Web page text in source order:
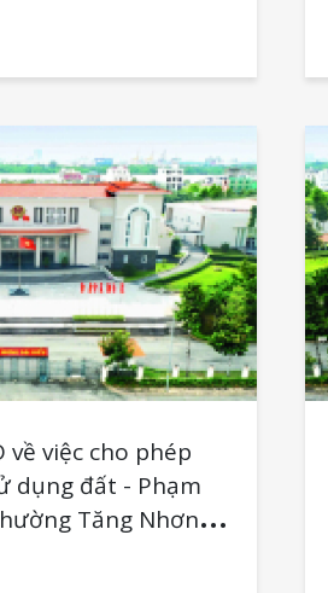
việc cho phép
dụng đất - Phạm
Tăng Nhơn